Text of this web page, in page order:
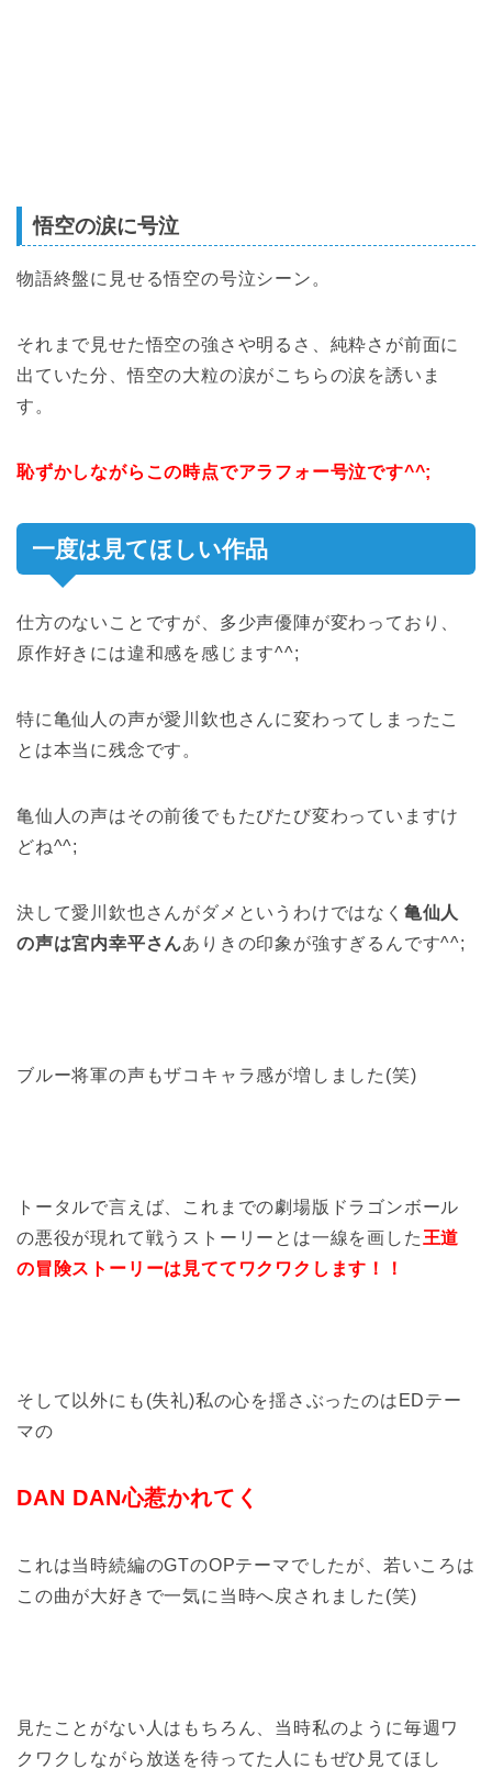
悟空の涙に号泣
物語終盤に見せる悟空の号泣シーン。
それまで見せた悟空の強さや明るさ、純粋さが前面に
出ていた分、悟空の大粒の涙がこちらの涙を誘いま
す。
恥ずかしながらこの時点でアラフォー号泣です^^;
一度は見てほしい作品
仕方のないことですが、多少声優陣が変わっており、
原作好きには違和感を感じます^^;
特に亀仙人の声が愛川欽也さんに変わってしまったこ
とは本当に残念です。
亀仙人の声はその前後でもたびたび変わっていますけ
どね^^;
決して愛川欽也さんがダメというわけではなく 亀仙人
の声は宮内幸平さんありきの印象が強すぎるんです^^;
ブルー将軍の声もザコキャラ感が増しました(笑)
トータルで言えば、これまでの劇場版ドラゴンボール
の悪役が現れて戦うストーリーとは一線を画した 王道
の冒険ストーリーは見ててワクワクします！！
そして以外にも(失礼)私の心を揺さぶったのはEDテー
マの
DAN DAN心惹かれてく
これは当時続編のGTのOPテーマでしたが、若いころは
この曲が大好きで一気に当時へ戻されました(笑)
見たことがない人はもちろん、当時私のように毎週ワ
クワクしながら放送を待ってた人にもぜひ見てほし